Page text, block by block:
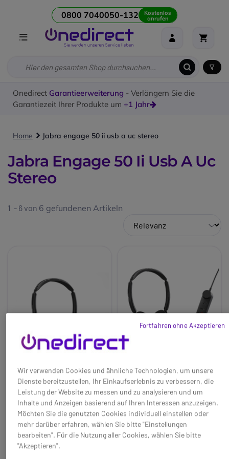
0800 7040050-132 Kostenlos
anrufen
Onedirect Garantieerweiterung - Verlängern Sie die
Garantiezeit Ihrer Produkte um +1 Jahr
Home Jabra engage 50 ii usb a uc stereo
Jabra Engage 50 Ii Usb A Uc
Stereo
1 - 6 von 6 gefundenen Artikeln
Jabra Engage 50 II
USB-A UC Stereo
Baseline:
Kabelgebundenes
USB-Headset für klarere
Gespräche mit der Engage+
Software
Jabra GN
198,95 €
132,95 €
Jabra Engage 50 II Link
USB-A UC Stereo
Baseline:
Kabelgebundenes
Headset für klarere Gespräche
mit der Engage+ Software.
Jabra GN
Wir verwenden Cookies und ähnliche Technologien, um unsere
Dienste bereitzustellen, Ihr Einkaufserlebnis zu verbessern, die
Leistung der Website zu messen und zu analysieren und um
Inhalte und Anzeigen basierend auf Ihren Interessen anzuzeigen.
Möchten Sie die genutzten Cookies individuell einstellen oder
mehr darüber erfahren, wählen Sie bitte "Einstellungen
bearbeiten". Für die Nutzung aller Cookies, wählen Sie bitte
"Akzeptieren".
Fortfahren ohne Akzeptieren